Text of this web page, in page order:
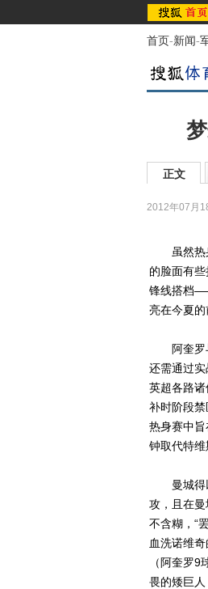
首页-新闻-
正文
2012年07月
虽然热身
的脸面有
锋线搭档
亮在今夏的
阿奎罗与
还需通过
英超各路
补时阶段
热身赛中
钟取代特
曼城得以
攻，且在
不含糊，“
血洗诺维
（阿奎罗
畏的矮巨人